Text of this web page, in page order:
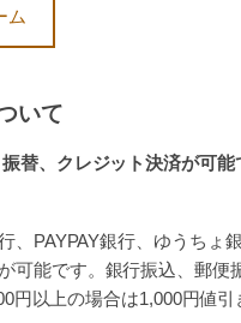
ム
いて
替、クレジット決済が可能
、PAYPAY銀行、ゆうちょ
可能です。 銀行振込、郵便
円以上の場合は1,000円値